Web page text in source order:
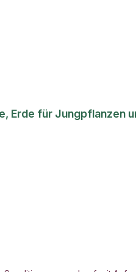
Erde für Jungpflanzen